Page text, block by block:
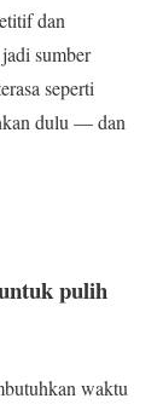
dan
sumber
seperti
dulu — dan
pulih
waktu